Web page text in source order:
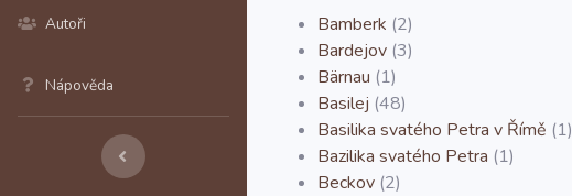
Autoři
Nápověda
Bamberk (2)
Bardejov (3)
Bärnau (1)
Basilej (48)
Basilika svatého Petra v Římě (1)
Bazilika svatého Petra (1)
Beckov (2)